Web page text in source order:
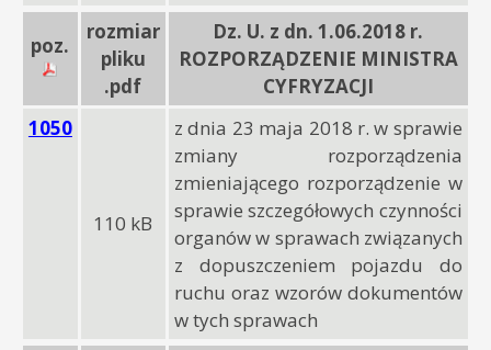
poz.
rozmiar
pliku
.pdf
Dz. U. z dn. 1.06.2018 r.
ROZPORZĄDZENIE MINISTRA
CYFRYZACJI
1050
110 kB
z dnia 23 maja 2018 r. w sprawie
zmiany rozporządzenia
zmieniającego rozporządzenie w
sprawie szczegółowych czynności
organów w sprawach związanych
z dopuszczeniem pojazdu do
ruchu oraz wzorów dokumentów
w tych sprawach